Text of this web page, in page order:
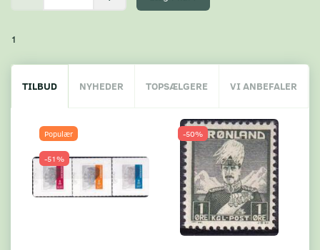
1
TILBUD NYHEDER TOPSÆLGERE VI ANBEFALER
Populær
-51%
-50%